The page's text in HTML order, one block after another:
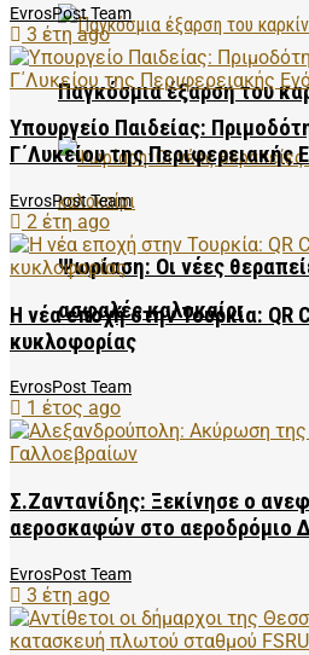
Παγκόσμια έξαρση του
Ψωρίαση: Οι νέες
ασφαλές καλοκαίρι
EvrosPost Team
3 έτη ago
Υπουργείο Παιδείας:
Γ΄Λυκείου της Περιφερειακής
EvrosPost Team
2 έτη ago
Η νέα εποχή στην Τουρκία: QR
κυκλοφορίας
EvrosPost Team
1 έτος ago
Σ.Ζαντανίδης: Ξεκίνησε ο
αεροσκαφών στο αεροδρόμιο
EvrosPost Team
3 έτη ago